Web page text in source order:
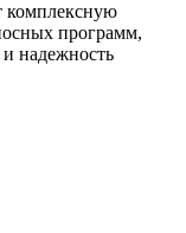
комплексную
программ,
надежность